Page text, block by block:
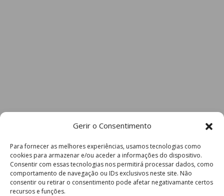
Gerir o Consentimento
Para fornecer as melhores experiências, usamos tecnologias como
cookies para armazenar e/ou aceder a informações do dispositivo.
Consentir com essas tecnologias nos permitirá processar dados, como
comportamento de navegação ou IDs exclusivos neste site. Não
consentir ou retirar o consentimento pode afetar negativamante certos
recursos e funções.